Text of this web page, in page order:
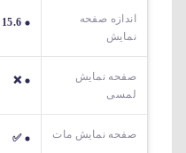
اندازه صفحه
نمایش
15.6 اینچ
صفحه نمایش
لمسی
❌
صفحه نمایش مات ✅